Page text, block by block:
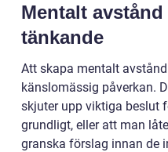
Mentalt
tänkande
Att skapa mentalt
känslomässig påverkan.
skjuter upp viktiga beslut
grundligt, eller att man
granska förslag innan de